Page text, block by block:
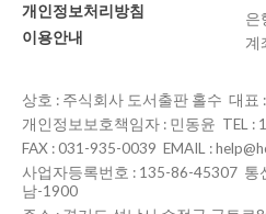
개인정보처리방침
이용안내
은
계
상호 : 주식회사 도서출판 홀수 대표
개인정보보호책임자 : 민동윤 TEL :
FAX : 031-935-0039 EMAIL :
사업자등록번호 : 135-86-45307 통
남-1900